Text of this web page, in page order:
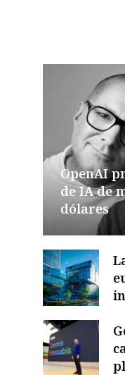
OpenAI
de IA de
dólares